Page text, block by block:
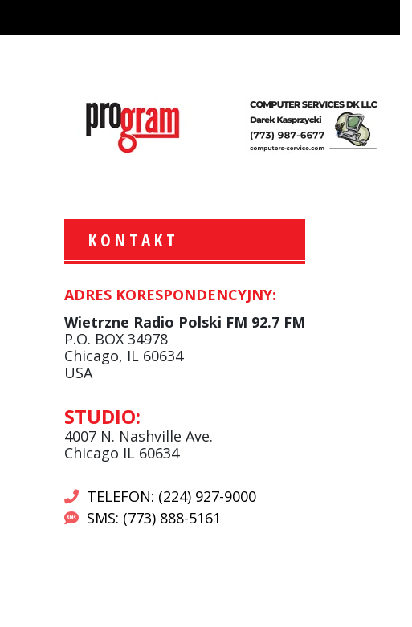
KONTAKT
ADRES KORESPONDENCYJNY:
Wietrzne Radio Polski FM 92.7 FM
P.O. BOX 34978
Chicago, IL 60634
USA
STUDIO:
4007 N. Nashville Ave.
Chicago IL 60634
TELEFON: (224) 927-9000
SMS: (773) 888-5161
Krzysztof Wawer:
Komentator
facebook